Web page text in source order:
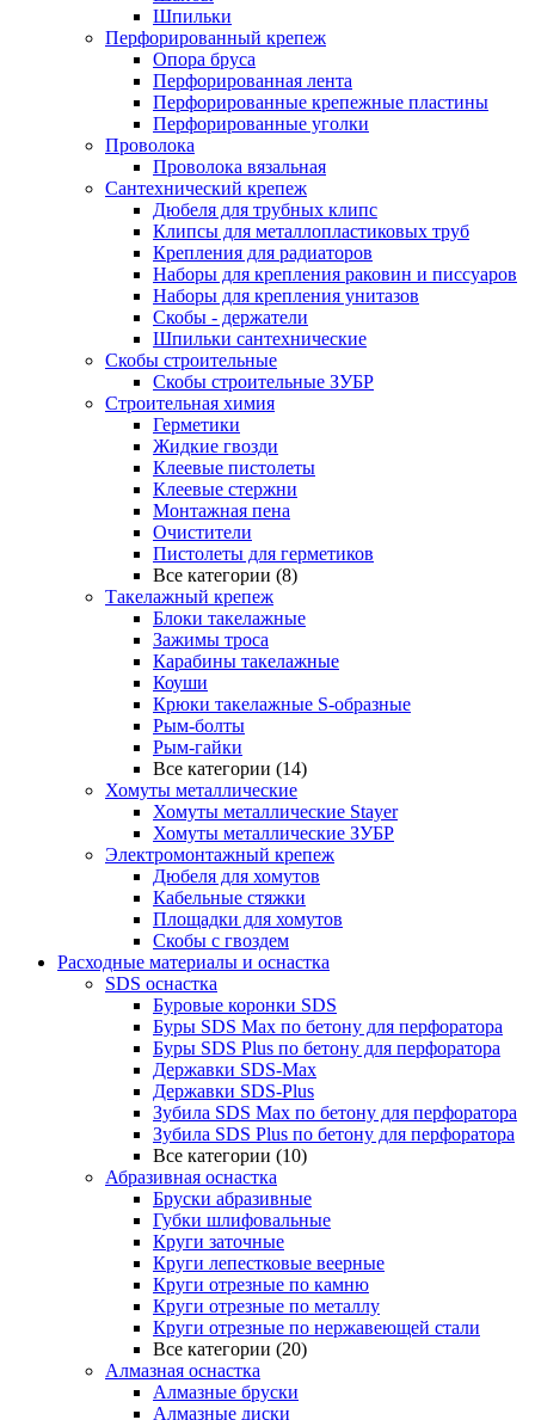
Шпильки
Перфорированный крепеж
Опора бруса
Перфорированная лента
Перфорированные крепежные пластины
Перфорированные уголки
Проволока
Проволока вязальная
Сантехнический крепеж
Дюбеля для трубных клипс
Клипсы для металлопластиковых труб
Крепления для радиаторов
Наборы для крепления раковин и писсуаров
Наборы для крепления унитазов
Скобы - держатели
Шпильки сантехнические
Скобы строительные
Скобы строительные ЗУБР
Строительная химия
Герметики
Жидкие гвозди
Клеевые пистолеты
Клеевые стержни
Монтажная пена
Очистители
Пистолеты для герметиков
Все категории (8)
Такелажный крепеж
Блоки такелажные
Зажимы троса
Карабины такелажные
Коуши
Крюки такелажные S-образные
Рым-болты
Рым-гайки
Все категории (14)
Хомуты металлические
Хомуты металлические Stayer
Хомуты металлические ЗУБР
Электромонтажный крепеж
Дюбеля для хомутов
Кабельные стяжки
Площадки для хомутов
Скобы с гвоздем
Расходные материалы и оснастка
SDS оснастка
Буровые коронки SDS
Буры SDS Max по бетону для перфоратора
Буры SDS Plus по бетону для перфоратора
Державки SDS-Max
Державки SDS-Plus
Зубила SDS Mах по бетону для перфоратора
Зубила SDS Plus по бетону для перфоратора
Все категории (10)
Абразивная оснастка
Бруски абразивные
Губки шлифовальные
Круги заточные
Круги лепестковые веерные
Круги отрезные по камню
Круги отрезные по металлу
Круги отрезные по нержавеющей стали
Все категории (20)
Алмазная оснастка
Алмазные бруски
Алмазные диски